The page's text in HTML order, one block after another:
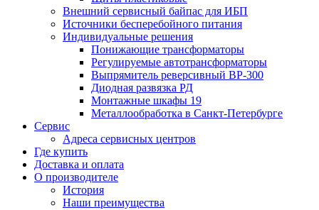
Внешний сервисный байпас для ИБП
Источники бесперебойного питания
Индивидуальные решения
Понижающие трансформаторы
Регулируемые автотрансформаторы
Выпрямитель реверсивный ВР-300
Диодная развязка РД
Монтажные шкафы 19
Металлообработка в Санкт-Петербурге
Сервис
Адреса сервисных центров
Где купить
Доставка и оплата
О производителе
История
Наши преимущества